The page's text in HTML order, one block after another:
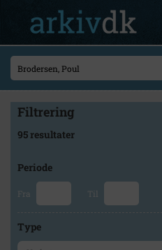
Filtrering
95 resultater
Periode
Fra Til
Type